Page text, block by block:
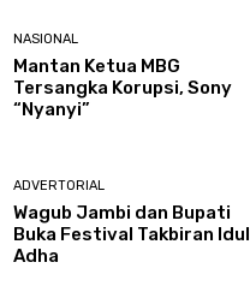
NASIONAL
Mantan Ketua MBG
Tersangka Korupsi, Sony
“Nyanyi”
ADVERTORIAL
Wagub Jambi dan Bupati
Buka Festival Takbiran Idul
Adha